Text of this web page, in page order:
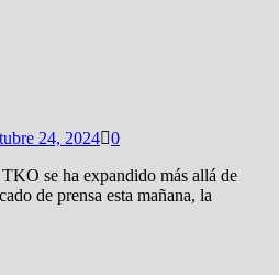
24, 2024 0
se ha expandido más allá de
de prensa esta mañana, la